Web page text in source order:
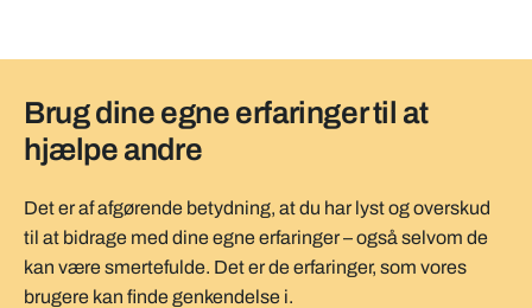
Brug dine egne erfaringer til at
hjælpe andre
Det er af afgørende betydning, at du har lyst og overskud
til at bidrage med dine egne erfaringer – også selvom de
kan være smertefulde. Det er de erfaringer, som vores
brugere kan finde genkendelse i.